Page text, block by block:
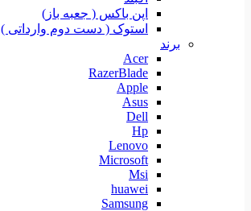
اپن باکس ( جعبه باز)
استوک ( دست دوم وارداتی )
برند
Acer
RazerBlade
Apple
Asus
Dell
Hp
Lenovo
Microsoft
Msi
huawei
Samsung